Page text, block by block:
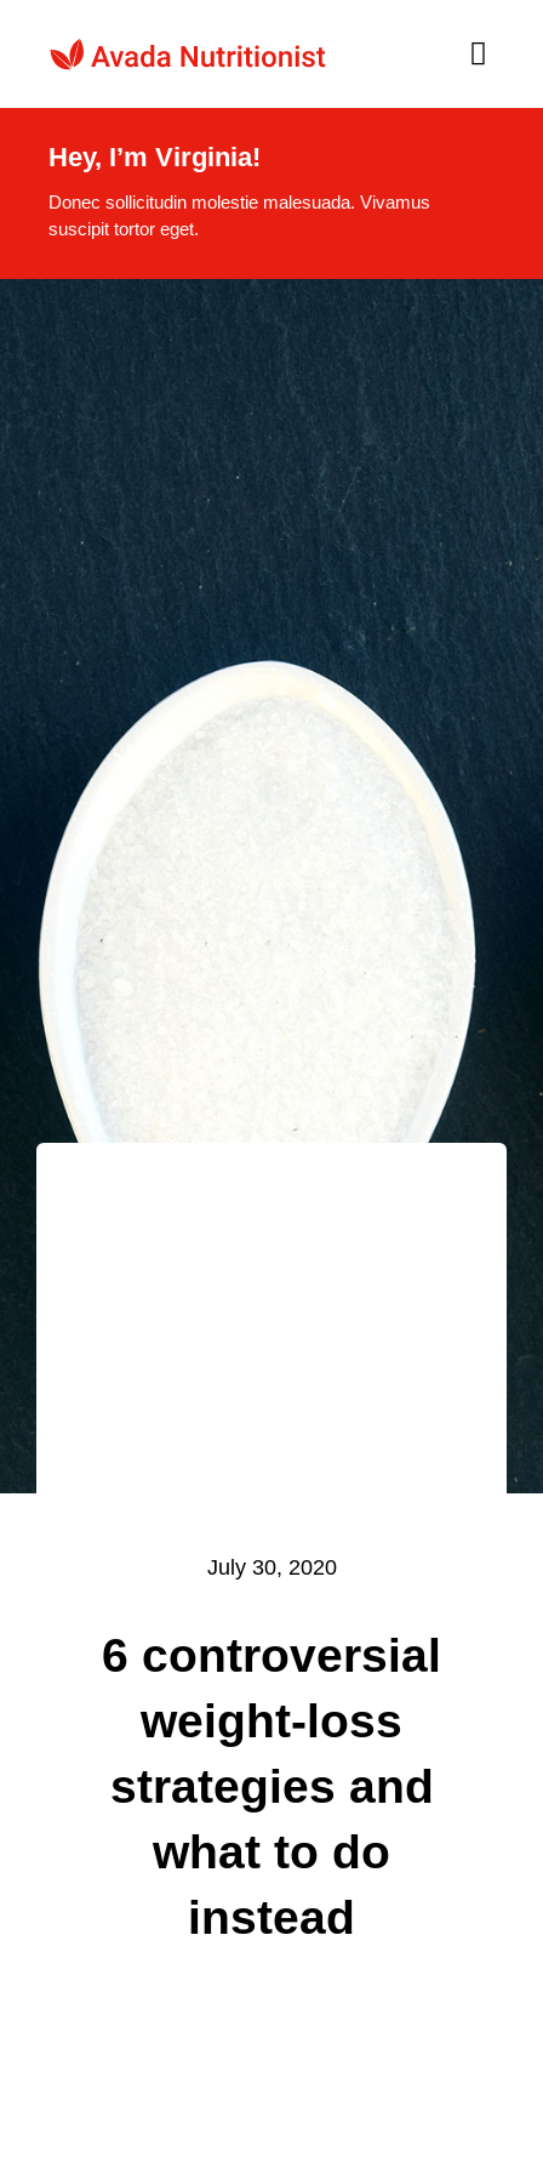
About
Recipes
Guides
Journal
Shop
Contact
Hey, I’m Virginia!
Donec sollicitudin molestie malesuada. Vivamus
suscipit tortor eget.
July 30, 2020
6 controversial
weight-loss
strategies and
what to do
instead